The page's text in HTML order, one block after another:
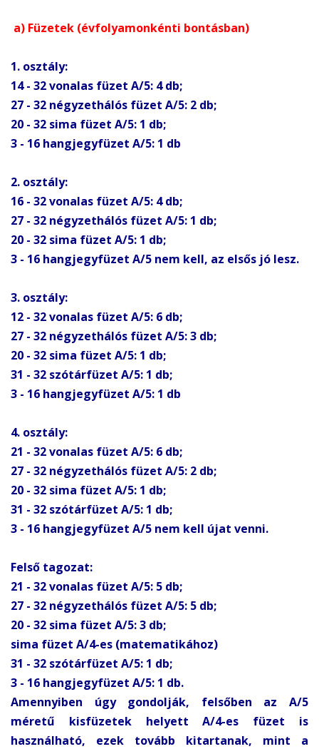
a) Füzetek (évfolyamonkénti bontásban)
1. osztály:
14 - 32 vonalas füzet A/5: 4 db;
27 - 32 négyzethálós füzet A/5: 2 db;
20 - 32 sima füzet A/5: 1 db;
3 - 16 hangjegyfüzet A/5: 1 db
2. osztály:
16 - 32 vonalas füzet A/5: 4 db;
27 - 32 négyzethálós füzet A/5: 1 db;
20 - 32 sima füzet A/5: 1 db;
3 - 16 hangjegyfüzet A/5 nem kell, az elsős jó lesz.
3. osztály:
12 - 32 vonalas füzet A/5: 6 db;
27 - 32 négyzethálós füzet A/5: 3 db;
20 - 32 sima füzet A/5: 1 db;
31 - 32 szótárfüzet A/5: 1 db;
3 - 16 hangjegyfüzet A/5: 1 db
4. osztály:
21 - 32 vonalas füzet A/5: 6 db;
27 - 32 négyzethálós füzet A/5: 2 db;
20 - 32 sima füzet A/5: 1 db;
31 - 32 szótárfüzet A/5: 1 db;
3 - 16 hangjegyfüzet A/5 nem kell újat venni.
Felső tagozat:
21 - 32 vonalas füzet A/5: 5 db;
27 - 32 négyzethálós füzet A/5: 5 db;
20 - 32 sima füzet A/5: 3 db;
sima füzet A/4-es (matematikához)
31 - 32 szótárfüzet A/5: 1 db;
3 - 16 hangjegyfüzet A/5: 1 db.
Amennyiben úgy gondolják, felsőben az A/5
méretű kisfüzetek helyett A/4-es füzet is
használható, ezek tovább kitartanak, mint a